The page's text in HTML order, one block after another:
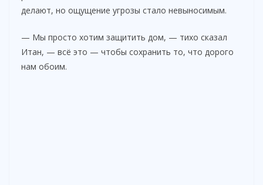
делают, но ощущение угрозы стало невыносимым.
— Мы просто хотим защитить дом, — тихо сказал
Итан, — всё это — чтобы сохранить то, что дорого
нам обоим.